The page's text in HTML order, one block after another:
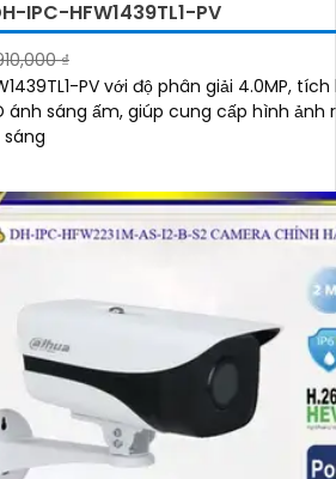
IPC-HFW1439TL1-PV
₫
PV với độ phân giải 4.0MP,
ánh sáng ấm, giúp cung cấp hình ảnh